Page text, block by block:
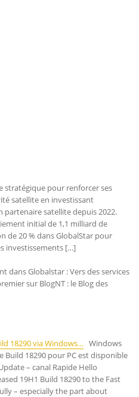
stratégique pour renforcer ses
satellite en investissant
partenaire satellite depuis 2022.
initial de 1,1 milliard de
de 20 % dans GlobalStar pour
investissements […]
dans Globalstar : Vers des services
sur BlogNT : le Blog des
18290 via Windows… Windows
Build 18290 pour PC est disponible
– canal Rapide Hello
19H1 Build 18290 to the Fast
– especially the part about